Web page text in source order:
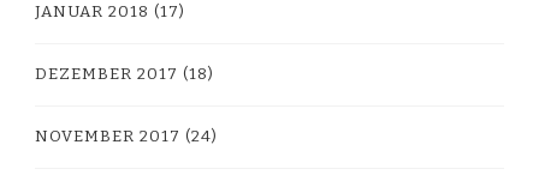
JANUAR 2018 (17)
DEZEMBER 2017 (18)
NOVEMBER 2017 (24)